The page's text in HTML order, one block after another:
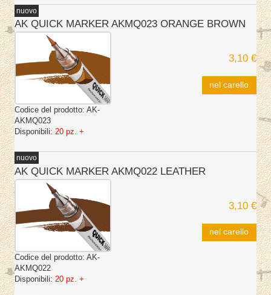
AK QUICK MARKER AKMQ023 ORANGE BROWN
Codice del prodotto: AK-
AKMQ023
Disponibili: 20 pz. +
3,10 €
nel carello
nuovo
AK QUICK MARKER AKMQ022 LEATHER
Codice del prodotto: AK-
AKMQ022
Disponibili: 20 pz. +
3,10 €
nel carello
nuovo